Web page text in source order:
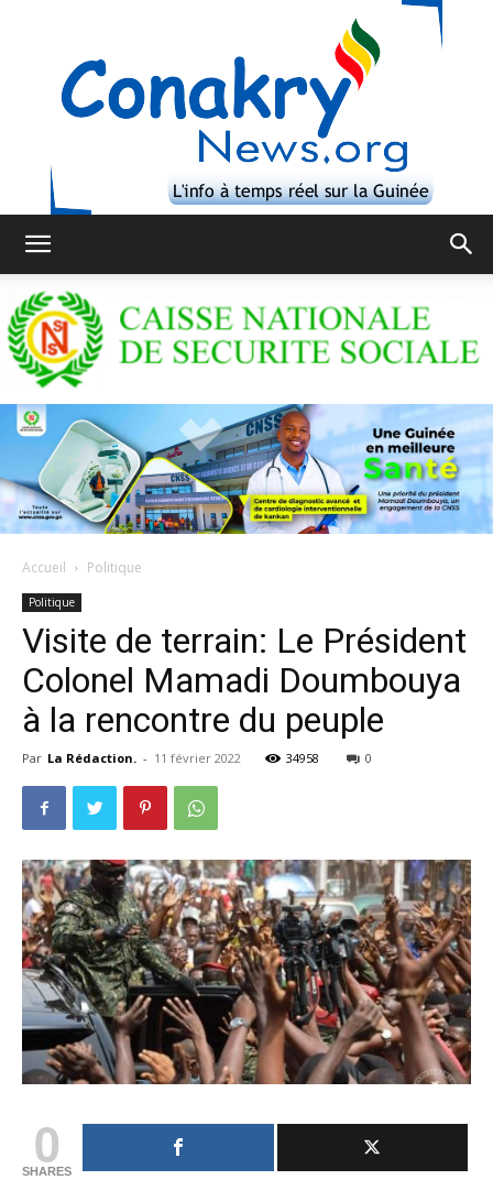
Accueil Politique
Politique
Visite de terrain: Le Président
Colonel Mamadi Doumbouya
à la rencontre du peuple
Par La Rédaction. - 11 février 2022 34958 0
0
SHARES